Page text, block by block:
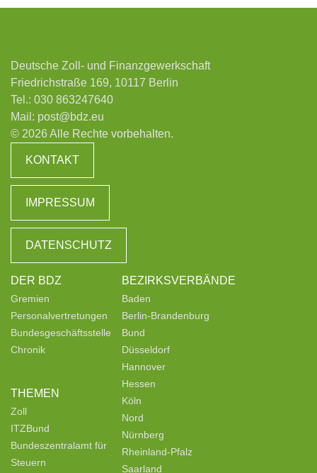
Deutsche Zoll- und Finanzgewerkschaft
Friedrichstraße 169, 10117 Berlin
Tel.: 030 863247640
Mail: post@bdz.eu
© 2026 Alle Rechte vorbehalten.
KONTAKT
IMPRESSUM
DATENSCHUTZ
DER BDZ
Gremien
Personalvertretungen
Bundesgeschäftsstelle
Chronik
THEMEN
Zoll
ITZBund
Bundeszentralamt für
Steuern
BEZIRKSVERBÄNDE
Baden
Berlin-Brandenburg
Bund
Düsseldorf
Hannover
Hessen
Köln
Nord
Nürnberg
Rheinland-Pfalz
Saarland